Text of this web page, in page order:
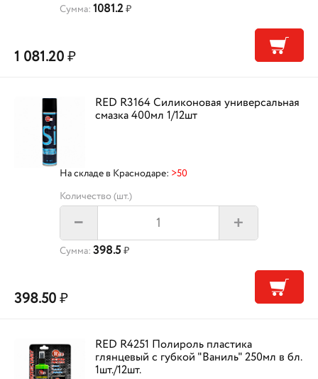
Сумма: 1081.2₽
1 081.20₽
RED R3164 Силиконовая универсальная
смазка 400мл 1/12шт
На складе в Краснодаре: >50
Количество (шт.)
– +
Сумма: 398.5 ₽
398.50₽
RED R4251 Полироль пластика
глянцевый с губкой "Ваниль" 250мл в бл.
1шт./12шт.